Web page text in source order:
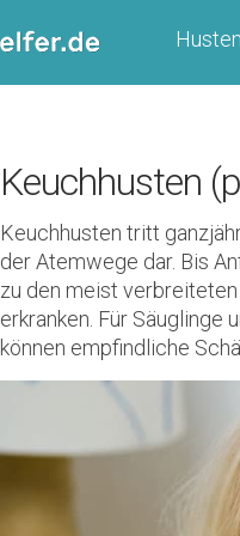
Keuchhusten
Keuchhusten tritt
der Atemwege dar. Bis
zu den meist
erkranken. Für Säuglinge
können empfindliche